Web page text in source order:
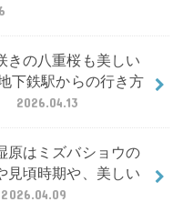
きの八重桜も美しい
下鉄駅からの行き方
2026.04.13
原はミズバショウの
見頃時期や、美しい
2026.04.09